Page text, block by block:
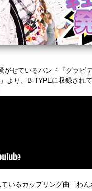
がせているバンド『グラビ
より、B-TYPEに収録され
いるカップリング曲「わ